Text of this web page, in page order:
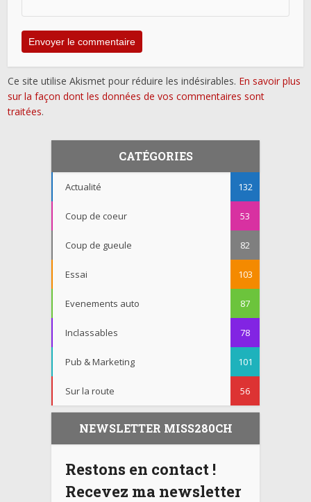
Ce site utilise Akismet pour réduire les indésirables. En savoir plus
sur la façon dont les données de vos commentaires sont
traitées.
CATÉGORIES
Actualité 132
Coup de coeur 53
Coup de gueule 82
Essai 103
Evenements auto 87
Inclassables 78
Pub & Marketing 101
Sur la route 56
NEWSLETTER MISS280CH
Restons en contact !
Recevez ma newsletter